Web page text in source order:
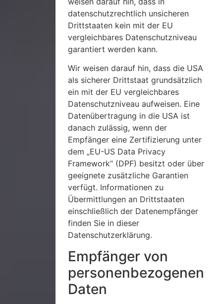
datenschutzrechtlich unsicheren
Drittstaaten kein mit der EU
vergleichbares Datenschutzniveau
garantiert werden kann.
Wir weisen darauf hin, dass die USA
als sicherer Drittstaat grundsätzlich
ein mit der EU vergleichbares
Datenschutzniveau aufweisen. Eine
Datenübertragung in die USA ist
danach zulässig, wenn der
Empfänger eine Zertifizierung unter
dem „EU-US Data Privacy
Framework“ (DPF) besitzt oder über
geeignete zusätzliche Garantien
verfügt. Informationen zu
Übermittlungen an Drittstaaten
einschließlich der Datenempfänger
finden Sie in dieser
Datenschutzerklärung.
Empfänger von
personenbezogenen
Daten